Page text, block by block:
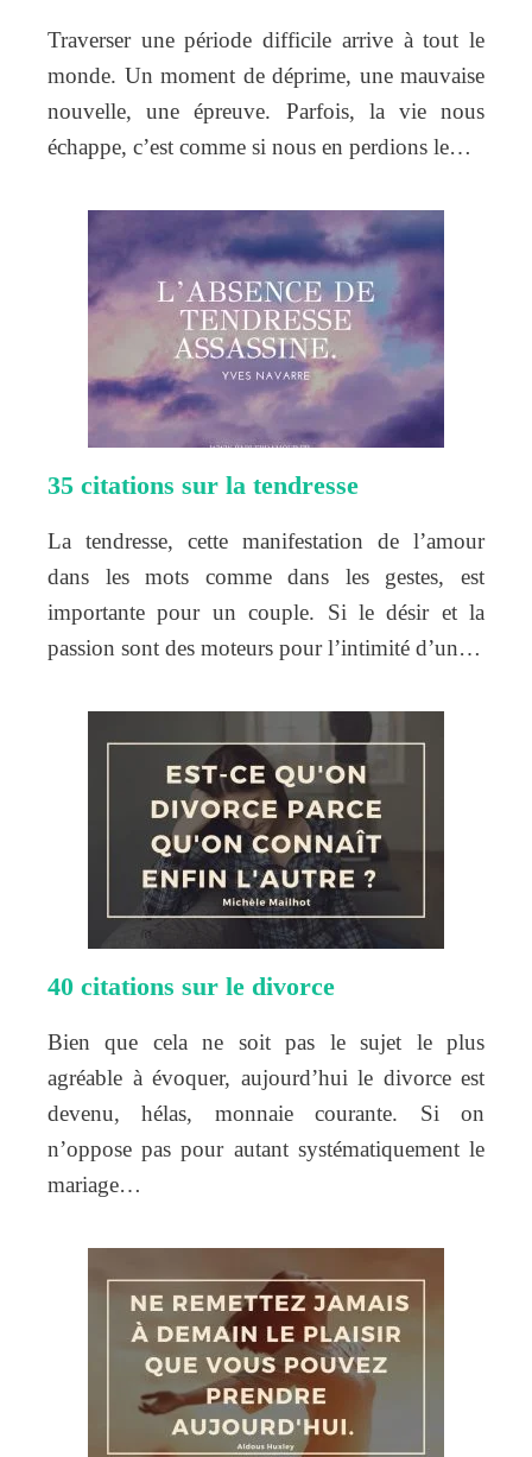
Traverser une période difficile arrive à tout le
monde. Un moment de déprime, une mauvaise
nouvelle, une épreuve. Parfois, la vie nous
échappe, c’est comme si nous en perdions le…
35 citations sur la tendresse
La tendresse, cette manifestation de l’amour
dans les mots comme dans les gestes, est
importante pour un couple. Si le désir et la
passion sont des moteurs pour l’intimité d’un…
40 citations sur le divorce
Bien que cela ne soit pas le sujet le plus
agréable à évoquer, aujourd’hui le divorce est
devenu, hélas, monnaie courante. Si on
n’oppose pas pour autant systématiquement le
mariage…